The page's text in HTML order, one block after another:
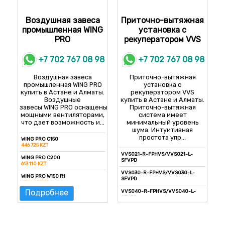
Воздушная завеса
промышленная WING
PRO
+7 702 767 08 98
Воздушная завеса
промышленная WING PRO
купить в Астане и Алматы.
Воздушные
завесы WING PRO оснащены
мощными вентиляторами,
что дает возможность и...
WING PRO C150
446 725 KZT
WING PRO C200
613 110 KZT
WING PRO W150 R1
635 045 KZT
WING PRO W200 R1
822 830 KZT
Подробнее
Приточно-вытяжная
установка с
рекуператором VVS
+7 702 767 08 98
Приточно-вытяжная
установка с
рекуператором VVS
купить в Астане и Алматы.
Приточно-вытяжная
система имеет
минимальный уровень
шума. Интуитивная
простота упр...
VVS021-R-FPHVS/VVS021-L-
SFVPD
VVS030-R-FPHVS/VVS030-L-
SFVPD
VVS040-R-FPHVS/VVS040-L-
SFVPD